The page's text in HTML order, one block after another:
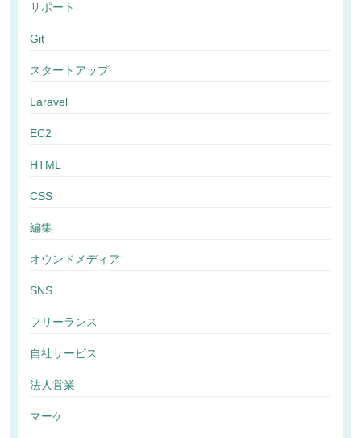
サポート
Git
スタートアップ
Laravel
EC2
HTML
CSS
編集
オウンドメディア
SNS
フリーランス
自社サービス
法人営業
マーケ